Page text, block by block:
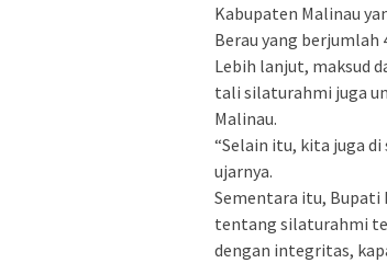
Kabupaten Malinau
Berau yang berjumlah
Lebih lanjut, maksud
tali silaturahmi juga
Malinau.
“Selain itu, kita juga
ujarnya.
Sementara itu, Bupati
tentang silaturahmi
dengan integritas,